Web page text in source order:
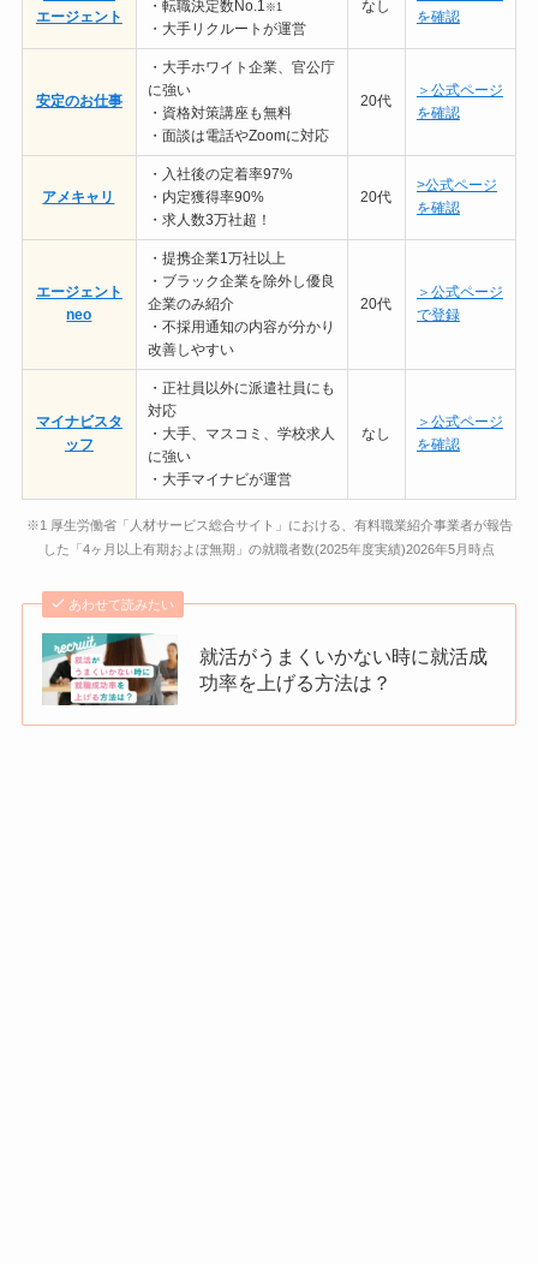
エージェント
・転職決定数No.1 ※1
・大手リクルートが運営
なし
を確認
安定のお仕事
・大手ホワイト企業、官公庁
に強い
・資格対策講座も無料
・面談は電話やZoomに対応
20代
＞公式ページ
を確認
アメキャリ
・入社後の定着率97%
・内定獲得率90%
・求人数3万社超！
20代
>公式ページ
を確認
エージェント
neo
・提携企業1万社以上
・ブラック企業を除外し優良
企業のみ紹介
・不採用通知の内容が分かり
改善しやすい
20代
＞公式ページ
で登録
マイナビスタ
ッフ
・正社員以外に派遣社員にも
対応
・大手、マスコミ、学校求人
に強い
・大手マイナビが運営
なし
＞公式ページ
を確認
※1 厚生労働省「人材サービス総合サイト」における、有料職業紹介事業者が報告
した「4ヶ月以上有期およぼ無期」の就職者数(2025年度実績)2026年5月時点
あわせて読みたい
就活がうまくいかない時に就活成
功率を上げる方法は？